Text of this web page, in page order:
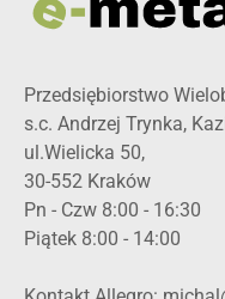
Przedsiębiorstwo
s.c. Andrzej Trynka,
ul.Wielicka 50,
30-552 Kraków
Pn - Czw 8:00 - 16:30
Piątek 8:00 - 14:00